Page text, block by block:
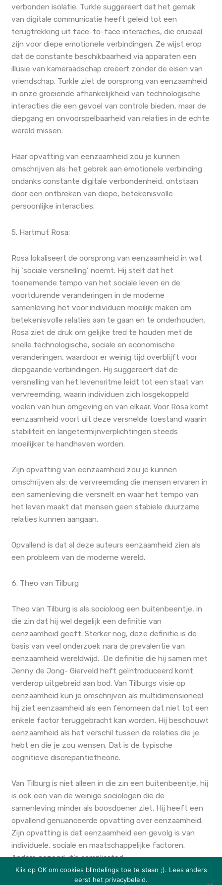
verbonden isolatie. Turkle suggereert dat het gemak
van digitale communicatie heeft geleid tot een
terugtrekking uit face-to-face interacties, die cruciaal
zijn voor diepe emotionele verbindingen. Ze wijst erop
dat de constante beschikbaarheid via apparaten een
illusie van kameraadschap creëert zonder de eisen van
vriendschap. Turkle ziet de oorsprong van eenzaamheid
in onze groeiende afhankelijkheid van technologische
interacties die een gevoel van controle bieden, maar de
diepgang en onvoorspelbaarheid van relaties in de echte
wereld missen.
Haar opvatting van eenzaamheid zou je kunnen
omschrijven als: het gebrek aan emotionele verbinding
ondanks constante digitale verbondenheid, ontstaan
door een ontbreken van diepe, betekenisvolle
persoonlijke interacties.
5. Hartmut Rosa:
Rosa lokaliseert de oorsprong van eenzaamheid in wat
hij ‘sociale versnelling’ noemt. Hij stelt dat het
toenemende tempo van het sociale leven en de
voortdurende veranderingen in de moderne
samenleving het voor individuen moeilijk maken om
betekenisvolle relaties aan te gaan en te onderhouden.
Rosa ziet de druk om gelijke tred te houden met de
snelle technologische, sociale en economische
veranderingen, waardoor er weinig tijd overblijft voor
diepgaande verbindingen. Hij suggereert dat de
versnelling van het levensritme leidt tot een staat van
vervreemding, waarin individuen zich losgekoppeld
voelen van hun omgeving en van elkaar. Voor Rosa komt
eenzaamheid voort uit deze versnelde toestand waarin
stabiliteit en langetermijnverplichtingen steeds
moeilijker te handhaven worden.
Zijn opvatting van eenzaamheid zou je kunnen
omschrijven als: de vervreemding die mensen ervaren in
een samenleving die versnelt en waar het tempo van
het leven maakt dat mensen geen stabiele duurzame
relaties kunnen aangaan.
Opvallend is dat al deze auteurs eenzaamheid zien als
een probleem van de moderne wereld.
6. Theo van Tilburg
Theo van Tilburg is als socioloog een buitenbeentje, in
die zin dat hij wel degelijk een definitie van
eenzaamheid geeft. Sterker nog, deze definitie is de
basis van veel onderzoek nara de prevalentie van
eenzaamheid wereldwijd. De definitie die hij samen met
Jenny de Jong- Gierveld heft geïntroduceerd komt
verderop uitgebreid aan bod. Van Tilburgs visie op
eenzaamheid kun je omschrijven als multidimensioneel:
hij ziet eenzaamheid als een fenomeen dat niet tot een
enkele factor teruggebracht kan worden. Hij beschouwt
eenzaamheid als het verschil tussen de relaties die je
hebt en die je zou wensen. Dat is de typische
cognitieve discrepantietheorie.
Van Tilburg is niet alleen in die zin een buitenbeentje, hij
is ook een van de weinige sociologen die de
samenleving minder als boosdoener ziet. Hij heeft een
opvallend genuanceerde opvatting over eenzaamheid.
Zijn opvatting is dat eenzaamheid een gevolg is van
individuele, sociale en maatschappelijke factoren.
Anders gezegd: it’s complicated…
Klik op OK om cookies blindelings toe te staan ;). Lees anders
eerst het privacybeleid.